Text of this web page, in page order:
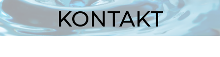
KONTAKT